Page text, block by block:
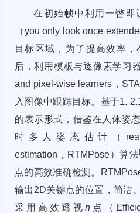
在初始帧中利用一瞥即
（you only look once
目标区域，为了提高效率
后，利用模板与逐像素学习
and pixel-wise learners，
入图像中跟踪目标。基于1.
的表示形式，借鉴在人体姿
时多人姿态估计（real-
estimation，RTMPose）算法
点的高效准确检测。
输出2D关键点的位置，简洁
采用高效透视 n 点（